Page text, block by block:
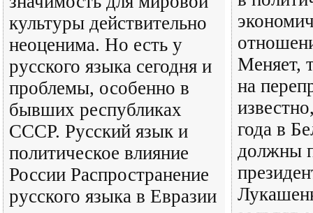
культуры действительно
неоценима. Но есть у
русского языка сегодня и
проблемы, особенно в
бывших республиках
СССР. Русский язык и
политическое влияние
России Распространение
русского языка в Евразии
Меняет,
на
года в
должны